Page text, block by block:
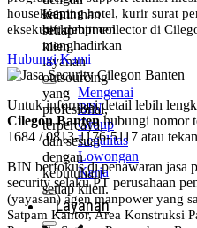
kebutuhan
setiap
klien.
Mengenai
BIN
Group
Legalitas
Lowongan
Kerja
Layanan
Kami
berkomitmen
menghadirkan
layanan
outsourcing
yang
profesional,
terpercaya,
dan sesuai
dengan
kebutuhan
setiap klien.
housekeeping hotel, kurir surat
eksekutif, debpt collector di
Hubungi Kami
Untuk informasi detail lebih
Cilegon Bantenhubungi nomor
1684 / 0813-1176-5117 atau
BIN berfokus di penawaran jasa
security selaku PT perusahaan
(yayasan) agen manpower yang
Satpam Kantor, Area Konstruksi